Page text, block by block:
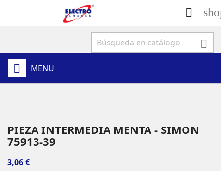


MENU
PIEZA INTERMEDIA MENTA - SIMON
75913-39
3,06 €